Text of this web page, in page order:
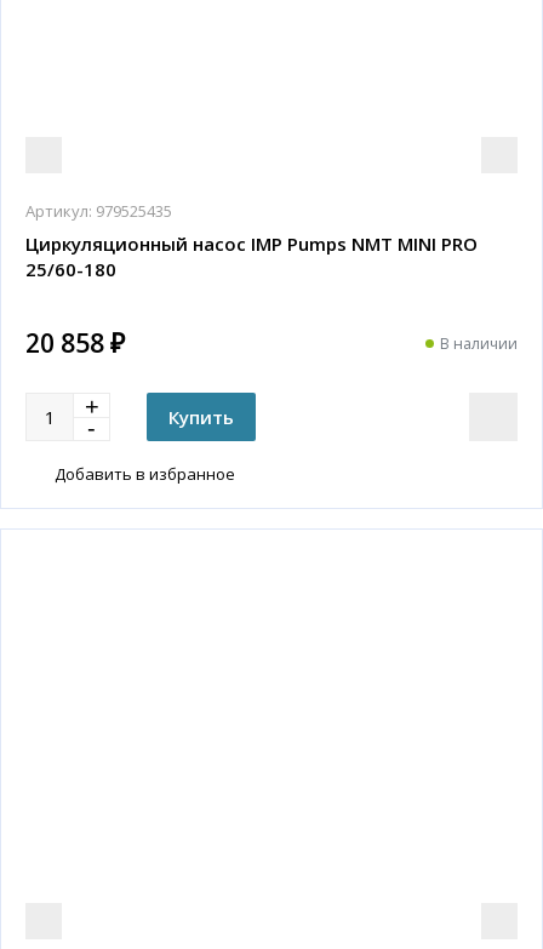
Артикул: 979525435
Циркуляционный насос IMP Pumps NMT MINI PRO
25/60-180
20 858 ₽ В наличии
Добавить в избранное